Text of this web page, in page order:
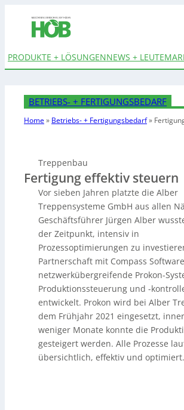
PRODUKTE + LÖSUNGENNEWS + LEUTE
BETRIEBS- + FERTIGUNGSBEDARF
Home» Betriebs- + Fertigungsbedarf»
Treppenbau
Fertigung effektiv steuern
Vor sieben Jahren platzte die Alber
Treppensysteme GmbH aus allen
Geschäftsführer Jürgen Alber
der Zeitpunkt, intensiv in
Prozessoptimierungen zu
Partnerschaft mit Compass
netzwerkübergreifende Prokon-
Produktionssteuerung und -
entwickelt. Prokon wird bei Alber
dem Frühjahr 2021 eingesetzt,
weniger Monate konnte die
gesteigert werden. Alle Prozesse
übersichtlich, effektiv und optimiert.